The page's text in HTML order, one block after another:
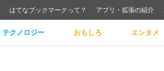
はてなブックマークって？ アプリ・拡張の紹介
テクノロジー おもしろ エンタメ